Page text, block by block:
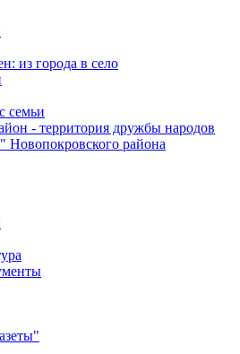
из города в село
семьи
- территория дружбы народов
района